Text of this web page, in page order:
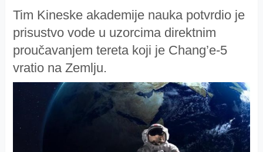
Tim Kineske akademije nauka potvrdio je
prisustvo vode u uzorcima direktnim
proučavanjem tereta koji je Chang’e-5
vratio na Zemlju.